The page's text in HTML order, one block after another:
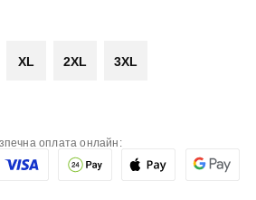
XL 2XL 3XL
оплата онлайн: